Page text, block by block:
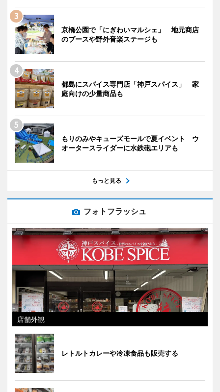
京橋公園で「にぎわいマルシェ」 地元商店
のブースや野外音楽ステージも
都島にスパイス専門店「神戸スパイス」 家
庭向けの少量商品も
もりのみやキューズモールで夏イベント ウ
オータースライダーに水鉄砲エリアも
もっと見る
フォトフラッシュ
店舗外観
レトルトカレーや冷凍食品も販売する